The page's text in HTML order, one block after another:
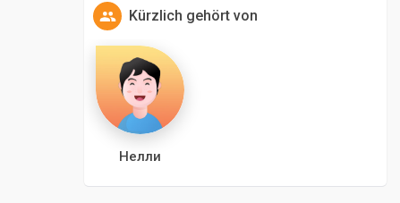
Kürzlich gehört von
Нелли